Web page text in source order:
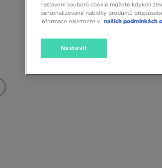
nastavení souborů cookie můžete kdykoli
personalizované nabídky produktů
informace naleznete v našich podmínkách
Nastavit